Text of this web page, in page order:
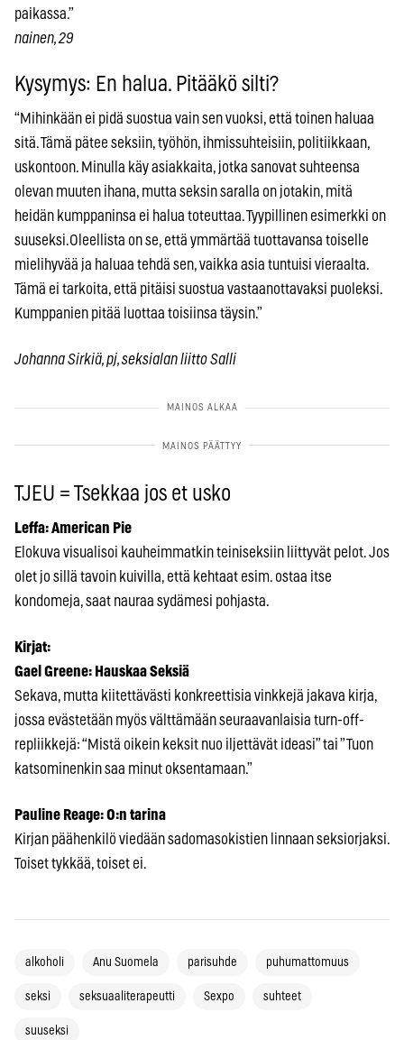
paikassa.”
nainen, 29
Kysymys: En halua. Pitääkö silti?
“Mihinkään ei pidä suostua vain sen vuoksi, että toinen haluaa
sitä. Tämä pätee seksiin, työhön, ihmissuhteisiin, politiikkaan,
uskontoon. Minulla käy asiakkaita, jotka sanovat suhteensa
olevan muuten ihana, mutta seksin saralla on jotakin, mitä
heidän kumppaninsa ei halua toteuttaa. Tyypillinen esimerkki on
suuseksi.Oleellista on se, että ymmärtää tuottavansa toiselle
mielihyvää ja haluaa tehdä sen, vaikka asia tuntuisi vieraalta.
Tämä ei tarkoita, että pitäisi suostua vastaanottavaksi puoleksi.
Kumppanien pitää luottaa toisiinsa täysin.”
Johanna Sirkiä, pj, seksialan liitto Salli
TJEU = Tsekkaa jos et usko
Leffa:American Pie
Elokuva visualisoi kauheimmatkin teiniseksiin liittyvät pelot. Jos
olet jo sillä tavoin kuivilla, että kehtaat esim. ostaa itse
kondomeja, saat nauraa sydämesi pohjasta.
Kirjat:
Gael Greene: Hauskaa Seksiä
Sekava, mutta kiitettävästi konkreettisia vinkkejä jakava kirja,
jossa evästetään myös välttämään seuraavanlaisia turn-off-
repliikkejä: “Mistä oikein keksit nuo iljettävät ideasi” tai ”Tuon
katsominenkin saa minut oksentamaan.”
Pauline Reage: O:n tarina
Kirjan päähenkilö viedään sadomasokistien linnaan seksiorjaksi.
Toiset tykkää, toiset ei.
alkoholi Anu Suomela parisuhde puhumattomuus
seksi seksuaaliterapeutti Sexpo suhteet
suuseksi